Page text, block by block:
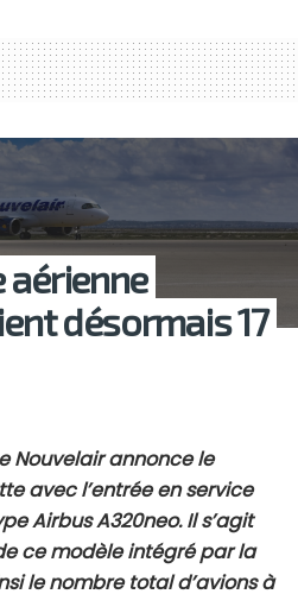
aérienne
désormais 17
Nouvelairannonce le
avec l’entrée en service
Airbus A320neo. Il s’agit
ce modèle intégré par la
le nombre total d’avions à